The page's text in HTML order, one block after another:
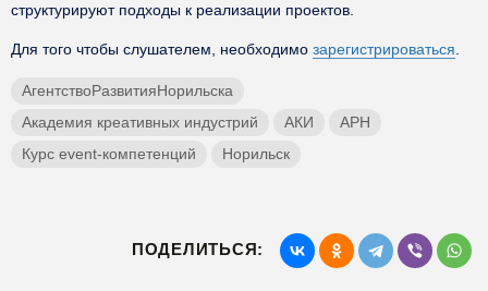
структурируют подходы к реализации проектов.
Для того чтобы слушателем, необходимо зарегистрироваться
АгентствоРазвитияНорильска
Академия креативных индустрий
АКИ
АРН
Курс event-компетенций
Норильск
ПОДЕЛИТЬСЯ: